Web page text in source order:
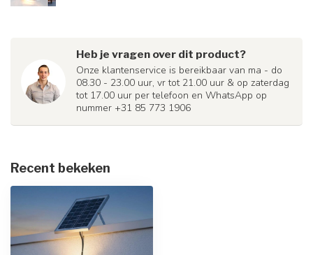
Heb je vragen over dit product?
Onze klantenservice is bereikbaar van ma - do
08.30 - 23.00 uur, vr tot 21.00 uur & op zaterdag
tot 17.00 uur per telefoon en WhatsApp op
nummer +31 85 773 1906
Recent bekeken